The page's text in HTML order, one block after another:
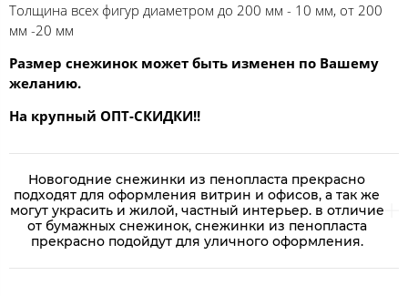
Толщина всех фигур диаметром до 200 мм - 10 мм, от 200
мм -20 мм
Размер снежинок может быть изменен по Вашему
желанию.
На крупный ОПТ-СКИДКИ!!
Новогодние снежинки из пенопласта прекрасно
подходят для оформления витрин и офисов, а так же
могут украсить и жилой, частный интерьер. в отличие
от бумажных снежинок, снежинки из пенопласта
прекрасно подойдут для уличного оформления.